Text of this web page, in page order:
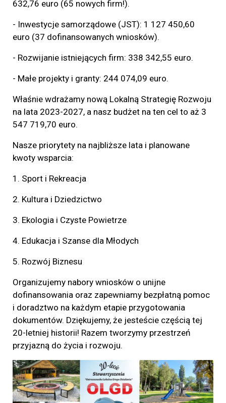
632,76 euro (65 nowych firm!).
- Inwestycje samorządowe (JST): 1 127 450,60
euro (37 dofinansowanych wniosków).
- Rozwijanie istniejących firm: 338 342,55 euro.
- Małe projekty i granty: 244 074,09 euro.
Właśnie wdrażamy nową Lokalną Strategię Rozwoju
na lata 2023-2027, a nasz budżet na ten cel to aż 3
547 719,70 euro.
Nasze priorytety na najbliższe lata i planowane
kwoty wsparcia:
1. Sport i Rekreacja
2. Kultura i Dziedzictwo
3. Ekologia i Czyste Powietrze
4. Edukacja i Szanse dla Młodych
5. Rozwój Biznesu
Organizujemy nabory wniosków o unijne
dofinansowania oraz zapewniamy bezpłatną pomoc
i doradztwo na każdym etapie przygotowania
dokumentów. Dziękujemy, że jesteście częścią tej
20-letniej historii! Razem tworzymy przestrzeń
przyjazną do życia i rozwoju.